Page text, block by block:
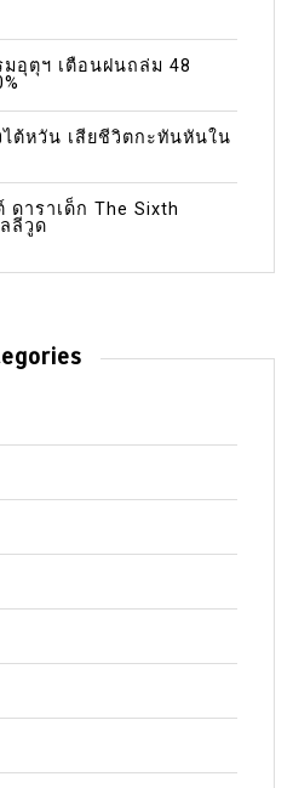
อุตุฯ เตือนฝนถล่ม 48
ต้หวัน เสียชีวิตกะทันหันใน
ดาราเด็ก The Sixth
ลีวูด